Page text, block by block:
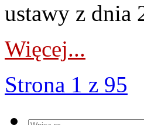
ustawy z dnia
Więcej...
Strona 1 z 95